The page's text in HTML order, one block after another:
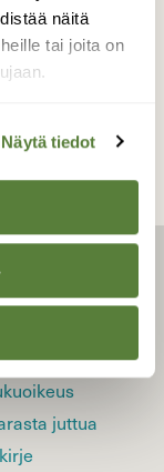
näitä
tai joita on
Näytä tiedot
Luonto
juttua